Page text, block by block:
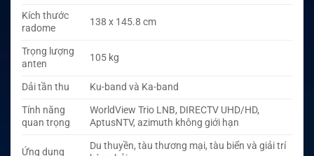
Kích thước
radome
138 x 145.8 cm
Trọng lượng
anten
105 kg
Dải tần thu
Ku-band và Ka-band
Tính năng
quan trọng
WorldView Trio LNB, DIRECTV UHD/HD,
AptusNTV, azimuth không giới hạn
Ứng dụng
Du thuyền, tàu thương mại, tàu biển và giải trí